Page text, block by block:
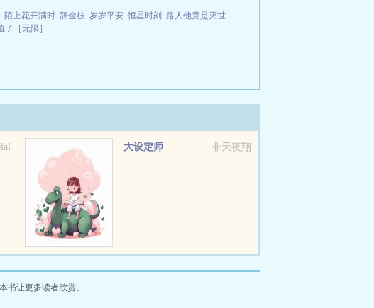
陌上花开满时 辞金枝 岁岁平安 恒星时刻
路人他竟是灭世
［无限］
非天夜翔
大设定师
...
书让更多读者欣赏。